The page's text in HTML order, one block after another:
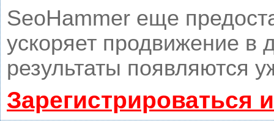
SeoHammer еще
ускоряет продвижение в
результаты появляются
Зарегистрироваться